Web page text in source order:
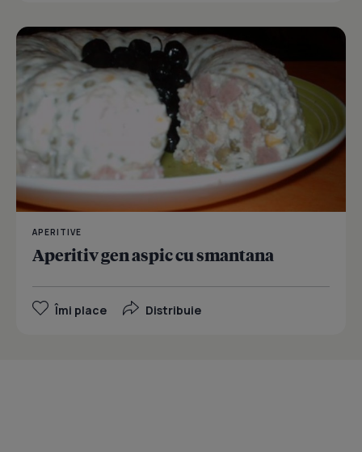
APERITIVE
Aperitiv gen aspic cu smantana
Îmi place Distribuie